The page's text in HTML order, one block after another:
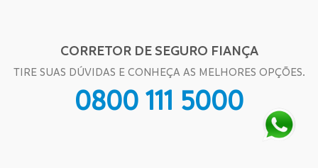
CORRETOR DE SEGURO FIANÇA
TIRE SUAS DÚVIDAS E CONHEÇA AS MELHORES OPÇÕES.
0800 111 5000